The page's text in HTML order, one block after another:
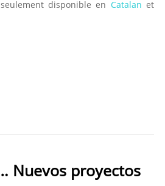
disponible en Catalan et
Nuevos proyectos